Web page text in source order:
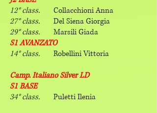
12° class. Collacchioni Anna
27° class. Del Siena Giorgia
29° class. Marsili Giada
S1 AVANZATO
14° class. Robellini Vittoria
Camp. Italiano Silver LD
S1 BASE
34° class. Puletti Ilenia